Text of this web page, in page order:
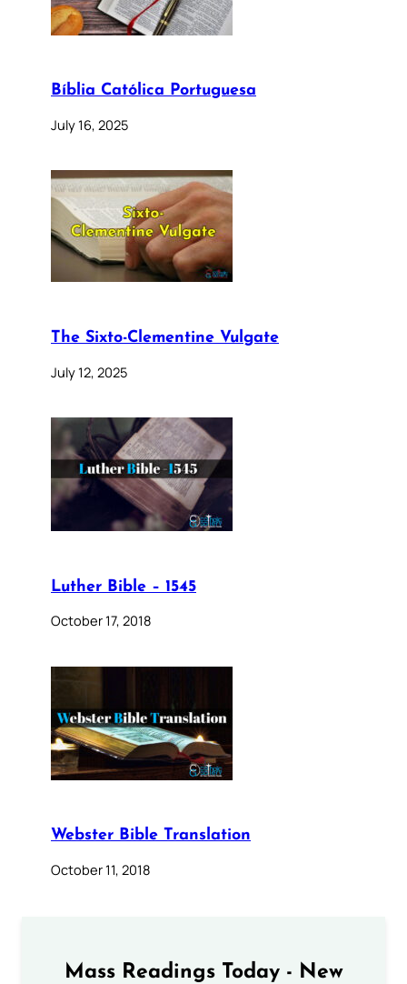
Bíblia Católica Portuguesa
July 16, 2025
The Sixto-Clementine Vulgate
July 12, 2025
Luther Bible – 1545
October 17, 2018
Webster Bible Translation
October 11, 2018
Mass Readings Today - New